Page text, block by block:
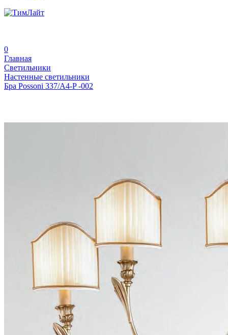
0
Главная
Светильники
Настенные светильники
Бра Possoni 337/A4-P -002